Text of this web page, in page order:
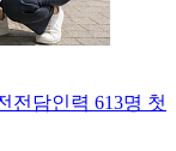
전담인력 613명 첫